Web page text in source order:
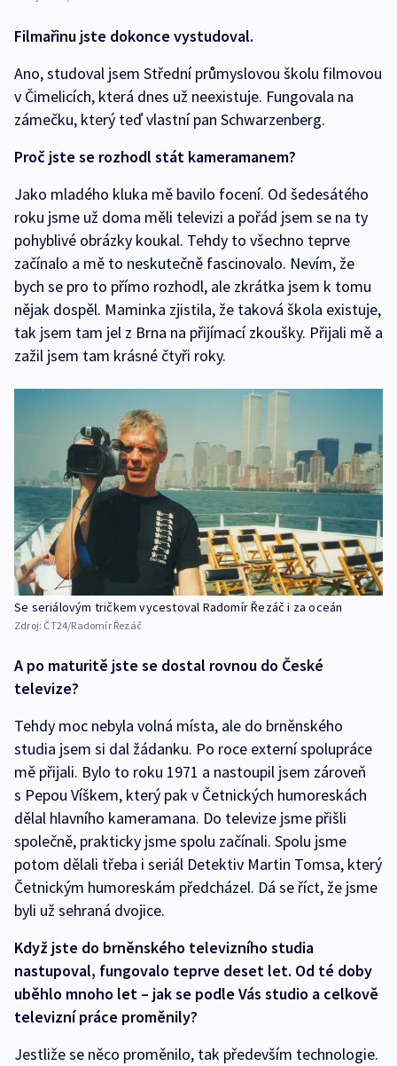
Filmařinu jste dokonce vystudoval.
Ano, studoval jsem Střední průmyslovou školu filmovou
v Čimelicích, která dnes už neexistuje. Fungovala na
zámečku, který teď vlastní pan Schwarzenberg.
Proč jste se rozhodl stát kameramanem?
Jako mladého kluka mě bavilo focení. Od šedesátého
roku jsme už doma měli televizi a pořád jsem se na ty
pohyblivé obrázky koukal. Tehdy to všechno teprve
začínalo a mě to neskutečně fascinovalo. Nevím, že
bych se pro to přímo rozhodl, ale zkrátka jsem k tomu
nějak dospěl. Maminka zjistila, že taková škola existuje,
tak jsem tam jel z Brna na přijímací zkoušky. Přijali mě a
zažil jsem tam krásné čtyři roky.
Se seriálovým tričkem vycestoval Radomír Řezáč i za oceán
Zdroj: ČT24/Radomír Řezáč
A po maturitě jste se dostal rovnou do České
televize?
Tehdy moc nebyla volná místa, ale do brněnského
studia jsem si dal žádanku. Po roce externí spolupráce
mě přijali. Bylo to roku 1971 a nastoupil jsem zároveň
s Pepou Víškem, který pak v Četnických humoreskách
dělal hlavního kameramana. Do televize jsme přišli
společně, prakticky jsme spolu začínali. Spolu jsme
potom dělali třeba i seriál Detektiv Martin Tomsa, který
Četnickým humoreskám předcházel. Dá se říct, že jsme
byli už sehraná dvojice.
Když jste do brněnského televizního studia
nastupoval, fungovalo teprve deset let. Od té doby
uběhlo mnoho let – jak se podle Vás studio a celkově
televizní práce proměnily?
Jestliže se něco proměnilo, tak především technologie.